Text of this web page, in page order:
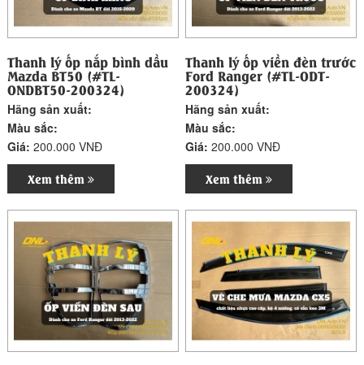
Thanh lý ốp nắp bình dầu
Mazda BT50 (#TL-
ONDBT50-200324)
Hãng sản xuất:
Màu sắc:
Giá:200.000 VNĐ
Xem thêm
Thanh lý ốp viền đèn trước
Ford Ranger (#TL-ODT-
200324)
Hãng sản xuất:
Màu sắc:
Giá:200.000 VNĐ
Xem thêm